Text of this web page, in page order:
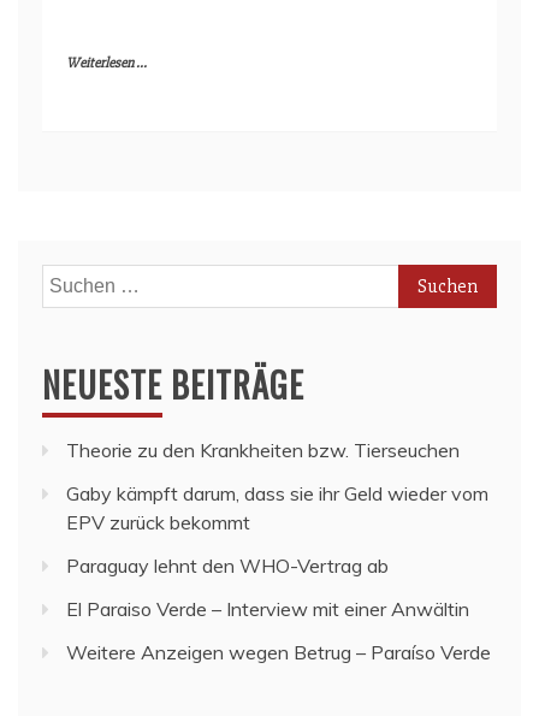
Weiterlesen ...
Suchen
nach:
NEUESTE BEITRÄGE
Theorie zu den Krankheiten bzw. Tierseuchen
Gaby kämpft darum, dass sie ihr Geld wieder vom
EPV zurück bekommt
Paraguay lehnt den WHO-Vertrag ab
El Paraiso Verde – Interview mit einer Anwältin
Weitere Anzeigen wegen Betrug – Paraíso Verde